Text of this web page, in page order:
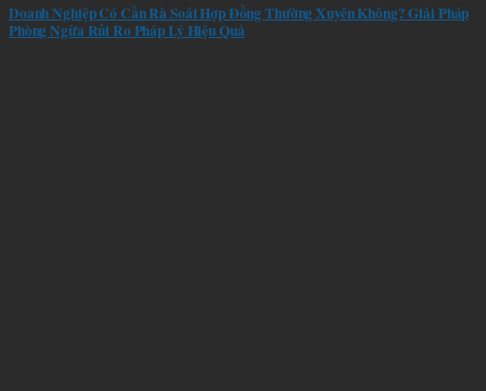
Doanh Nghiệp Có Cần Rà Soát Hợp Đồng Thường Xuyên Không? Giải Pháp
Phòng Ngừa Rủi Ro Pháp Lý Hiệu Quả